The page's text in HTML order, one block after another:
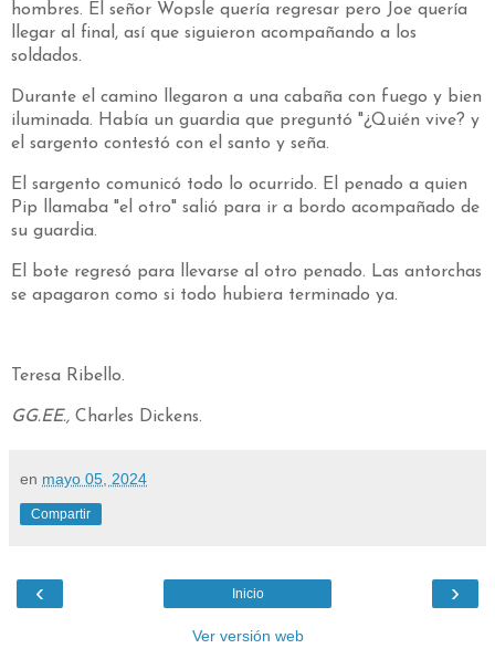
hombres. El señor Wopsle quería regresar pero Joe quería
llegar al final, así que siguieron acompañando a los
soldados.
Durante el camino llegaron a una cabaña con fuego y bien
iluminada. Había un guardia que preguntó "¿Quién vive? y
el sargento contestó con el santo y seña.
El sargento comunicó todo lo ocurrido. El penado a quien
Pip llamaba "el otro" salió para ir a bordo acompañado de
su guardia.
El bote regresó para llevarse al otro penado. Las antorchas
se apagaron como si todo hubiera terminado ya.
Teresa Ribello.
GG.EE., Charles Dickens.
en mayo 05, 2024
Compartir
‹ ›
Inicio
Ver versión web